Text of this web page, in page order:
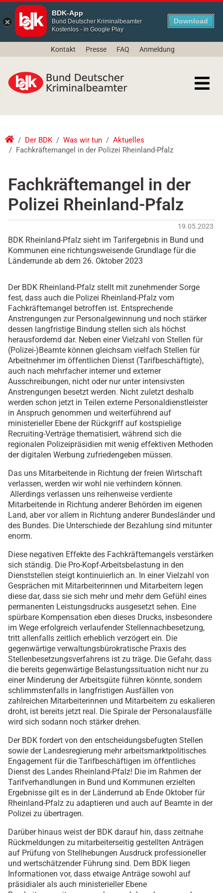
BDK-App
Bund Deutscher Kriminalbeamter
Kostenlos - in Google Play
Download
Kontakt Presse FAQ Anmeldung
Der BDK Was wir tun
Aktuelles
Fachkräftemangel in der Polizei Rheinland-Pfalz
Fachkräftemangel in der
Polizei Rheinland-Pfalz
19.05.2023
BDK Rheinland-Pfalz sieht im Tarifergebnis in Bund und
Kommunen eine richtungsweisende Grundlage für die
Länderrunde ab dem 26. Oktober 2023
Der BDK Rheinland-Pfalz stellt mit zunehmender Sorge
fest, dass auch die Polizei Rheinland-Pfalz vom
Fachkräftemangel betroffen ist. Entsprechende
Anstrengungen zur Personalgewinnung und noch stärker
dessen langfristige Bindung stellen sich als höchst
herausfordernd dar. Neben einer Vielzahl von Stellen für
(Polizei-)Beamte können gleichsam vielfach Stellen für
Arbeitnehmer im öffentlichen Dienst (Tarifbeschäftigte),
auch nach mehrfacher interner und externer
Ausschreibungen, nicht oder nur unter intensivsten
Anstrengungen besetzt werden. Nicht zuletzt deshalb
werden schon jetzt in Teilen externe Personaldienstleister
in Anspruch genommen und weiterführend auf
ministerieller Ebene der Rückgriff auf kostspielige
Recruiting-Verträge thematisiert, während sich die
regionalen Polizeipräsidien mit wenig effektiven Methoden
der digitalen Werbung zufriedengeben müssen.
Das uns Mitarbeitende in Richtung der freien Wirtschaft
verlassen, werden wir wohl nie verhindern können.
Allerdings verlassen uns reihenweise verdiente
Mitarbeitende in Richtung anderer Behörden im eigenen
Land, aber vor allem in Richtung anderer Bundesländer und
des Bundes. Die Unterschiede der Bezahlung sind mitunter
enorm.
Diese negativen Effekte des Fachkräftemangels verstärken
sich ständig. Die Pro-Kopf-Arbeitsbelastung in den
Dienststellen steigt kontinuierlich an. In einer Vielzahl von
Gesprächen mit Mitarbeiterinnen und Mitarbeitern legen
diese dar, dass sie sich mehr und mehr dem Gefühl eines
permanenten Leistungsdrucks ausgesetzt sehen. Eine
spürbare Kompensation eben dieses Drucks, insbesondere
im Wege erfolgreich verlaufender Stellennachbesetzung,
tritt allenfalls zeitlich erheblich verzögert ein. Die
gegenwärtige verwaltungsbürokratische Praxis des
Stellenbesetzungsverfahrens ist zu träge. Die Gefahr, dass
die bereits gegenwärtige Belastungssituation nicht nur zu
einer Minderung der Arbeitsgüte führen könnte, sondern
schlimmstenfalls in langfristigen Ausfällen von
zahlreichen Mitarbeiterinnen und Mitarbeitern zu eskalieren
droht, ist bereits jetzt real. Die Spirale der Personalausfälle
wird sich sodann noch stärker drehen.
Der BDK fordert von den entscheidungsbefugten Stellen
sowie der Landesregierung mehr arbeitsmarktpolitisches
Engagement für die Tarifbeschäftigen im öffentliches
Dienst des Landes Rheinland-Pfalz! Die im Rahmen der
Tarifverhandlungen in Bund und Kommunen erzielten
Ergebnisse gilt es in der Länderrund ab Ende Oktober für
Rheinland-Pfalz zu adaptieren und auch auf Beamte in der
Polizei zu übertragen.
Darüber hinaus weist der BDK darauf hin, dass zeitnahe
Rückmeldungen zu mitarbeiterseitig gestellten Anträgen
auf Prüfung von Stellhebungen Ausdruck professioneller
und wertschätzender Führung sind. Dem BDK liegen
Informationen vor, dass etwaige Anträge sowohl auf
präsidialer als auch ministerieller Ebene